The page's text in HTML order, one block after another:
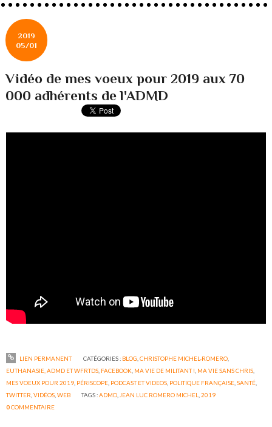
2019
05/01
Vidéo de mes voeux pour 2019 aux 70
000 adhérents de l'ADMD
LIEN PERMANENT CATÉGORIES : BLOG CHRISTOPHE MICHEL-ROMERO,
EUTHANASIE, ADMD ET WFRTDS FACEBOOK MA VIE DE MILITANT ! MA VIE SANS CHRIS
MES VOEUX POUR 2019 PÉRISCOPE PODCAST ET VIDEOS POLITIQUE FRANÇAISE ,SANTÉ
TWITTER ,VIDÉOS ,WEB TAGS :ADMD JEAN LUC ROMERO MICHEL ,2019
0COMMENTAIRE